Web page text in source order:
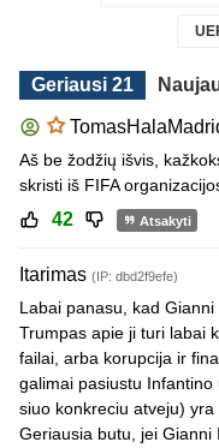
Geriausi 21
Aš be žodžių išvis,
skristi iš FIFA
42 Atsakyti
Itarimas (IP: dbd2f9efe)
Labai panasu, kad
Trumpas apie ji turi labai
failai, arba korupcija ir
galimai pasiustu
siuo konkreciu atveju)
Geriausia butu, jei Gianni